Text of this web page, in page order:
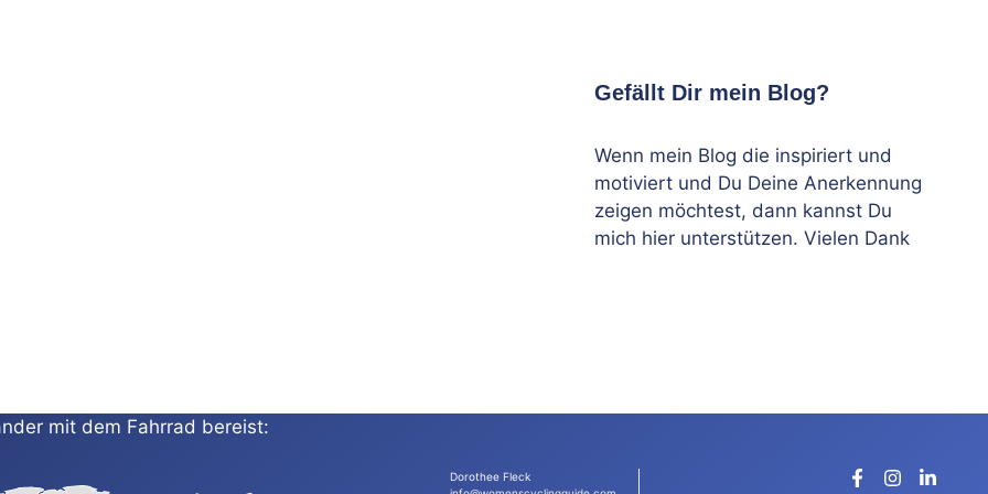
Gefällt Dir mein Blog?
Wenn mein Blog die inspiriert und
motiviert und Du Deine Anerkennung
zeigen möchtest, dann kannst Du
mich hier unterstützen. Vielen Dank
mit dem Fahrrad bereist:
Dorothee Fleck